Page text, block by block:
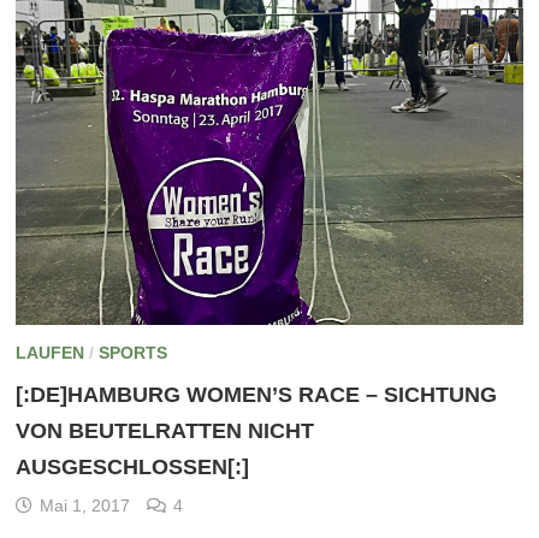
LAUFEN/ SPORTS
[:DE]HAMBURG WOMEN’S RACE – SICHTUNG
VON BEUTELRATTEN NICHT
AUSGESCHLOSSEN[:]
Mai 1, 2017 4